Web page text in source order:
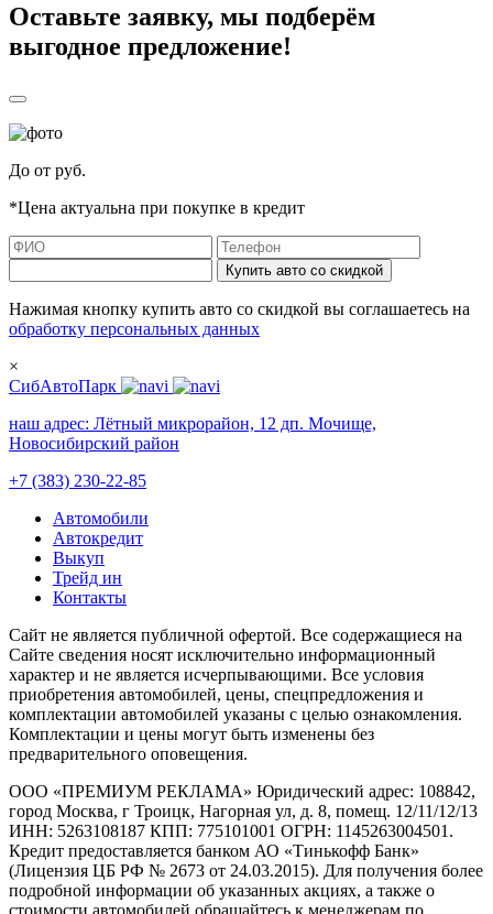
Оставьте заявку, мы подберём
выгодное предложение!
До от руб.
*Цена актуальна при покупке в кредит
Купить авто со скидкой
Нажимая кнопку купить авто со скидкой вы соглашаетесь на
обработку персональных данных
×
СибАвтоПарк
наш адрес: Лётный микрорайон, 12 дп. Мочище,
Новосибирский район
+7 (383) 230-22-85
Автомобили
Автокредит
Выкуп
Трейд ин
Контакты
Cайт не является публичной офертой. Все содержащиеся на
Сайте сведения носят исключительно информационный
характер и не является исчерпывающими. Все условия
приобретения автомобилей, цены, спецпредложения и
комплектации автомобилей указаны с целью ознакомления.
Комплектации и цены могут быть изменены без
предварительного оповещения.
ООО «ПРЕМИУМ РЕКЛАМА» Юридический адрес: 108842,
город Москва, г Троицк, Нагорная ул, д. 8, помещ. 12/11/12/13
ИНН: 5263108187 КПП: 775101001 ОГРН: 1145263004501.
Кредит предоставляется банком АО «Тинькофф Банк»
(Лицензия ЦБ РФ № 2673 от 24.03.2015). Для получения более
подробной информации об указанных акциях, а также о